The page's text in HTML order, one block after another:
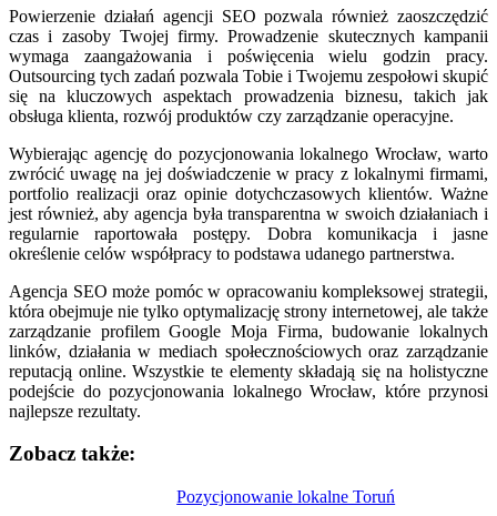
Powierzenie działań agencji SEO pozwala również zaoszczędzić
czas i zasoby Twojej firmy. Prowadzenie skutecznych kampanii
wymaga zaangażowania i poświęcenia wielu godzin pracy.
Outsourcing tych zadań pozwala Tobie i Twojemu zespołowi skupić
się na kluczowych aspektach prowadzenia biznesu, takich jak
obsługa klienta, rozwój produktów czy zarządzanie operacyjne.
Wybierając agencję do pozycjonowania lokalnego Wrocław, warto
zwrócić uwagę na jej doświadczenie w pracy z lokalnymi firmami,
portfolio realizacji oraz opinie dotychczasowych klientów. Ważne
jest również, aby agencja była transparentna w swoich działaniach i
regularnie raportowała postępy. Dobra komunikacja i jasne
określenie celów współpracy to podstawa udanego partnerstwa.
Agencja SEO może pomóc w opracowaniu kompleksowej strategii,
która obejmuje nie tylko optymalizację strony internetowej, ale także
zarządzanie profilem Google Moja Firma, budowanie lokalnych
linków, działania w mediach społecznościowych oraz zarządzanie
reputacją online. Wszystkie te elementy składają się na holistyczne
podejście do pozycjonowania lokalnego Wrocław, które przynosi
najlepsze rezultaty.
Zobacz także:
Pozycjonowanie lokalne Toruń